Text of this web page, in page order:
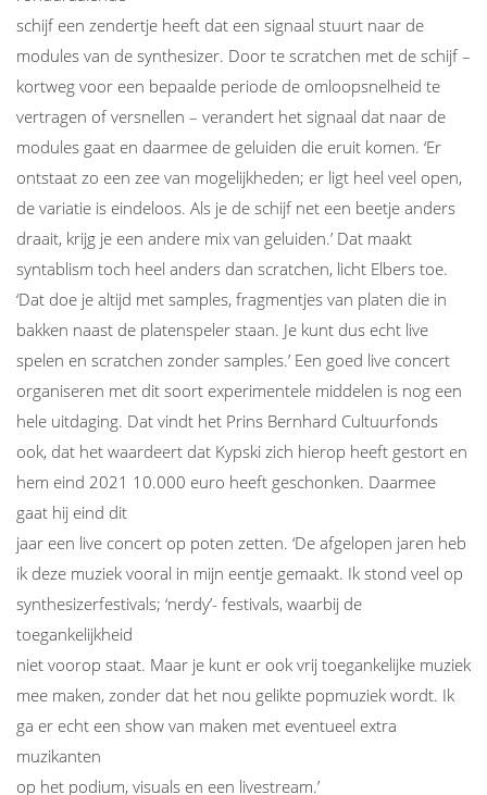
schijf een zendertje heeft dat een signaal stuurt naar de
modules van de synthesizer. Door te scratchen met de schijf –
kortweg voor een bepaalde periode de omloopsnelheid te
vertragen of versnellen – verandert het signaal dat naar de
modules gaat en daarmee de geluiden die eruit komen. ‘Er
ontstaat zo een zee van mogelijkheden; er ligt heel veel open,
de variatie is eindeloos. Als je de schijf net een beetje anders
draait, krijg je een andere mix van geluiden.’ Dat maakt
syntablism toch heel anders dan scratchen, licht Elbers toe.
‘Dat doe je altijd met samples, fragmentjes van platen die in
bakken naast de platenspeler staan. Je kunt dus echt live
spelen en scratchen zonder samples.’ Een goed live concert
organiseren met dit soort experimentele middelen is nog een
hele uitdaging. Dat vindt het Prins Bernhard Cultuurfonds
ook, dat het waardeert dat Kypski zich hierop heeft gestort en
hem eind 2021 10.000 euro heeft geschonken. Daarmee
gaat hij eind dit
jaar een live concert op poten zetten. ‘De afgelopen jaren heb
ik deze muziek vooral in mijn eentje gemaakt. Ik stond veel op
synthesizerfestivals; ‘nerdy’- festivals, waarbij de
toegankelijkheid
niet voorop staat. Maar je kunt er ook vrij toegankelijke muziek
mee maken, zonder dat het nou gelikte popmuziek wordt. Ik
ga er echt een show van maken met eventueel extra
muzikanten
op het podium, visuals en een livestream.’